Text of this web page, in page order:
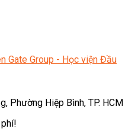
Gate Group - Học viện Đầu
Phường Hiệp Bình, TP. HCM